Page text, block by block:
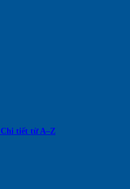
Chi tiết từ A–Z